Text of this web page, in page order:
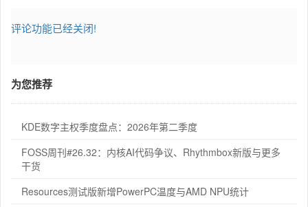
评论功能已经关闭!
为您推荐
KDE数字主权季度盘点：2026年第二季度
FOSS周刊#26.32：内核AI代码争议、Rhythmbox新版与更多
干货
Resources测试版新增PowerPC温度与AMD NPU统计